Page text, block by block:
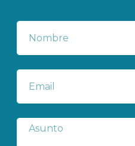
Nombre
Correo
electrónico
Subject